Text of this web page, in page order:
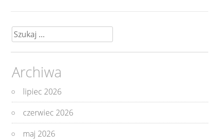
Szukaj:
Archiwa
lipiec 2026
czerwiec 2026
maj 2026